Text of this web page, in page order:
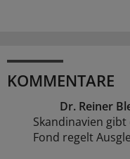
KOMMENTARE
Dr. Reiner
Skandinavien
Fond regelt